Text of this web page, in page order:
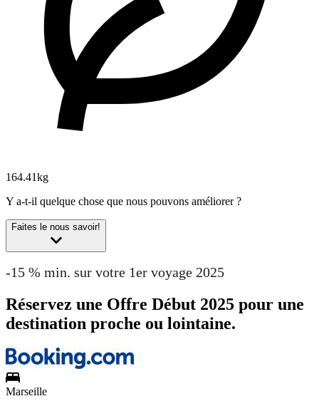
164.41kg
Y a-t-il quelque chose que nous pouvons améliorer ?
Faites le nous savoir!
-15 % min. sur votre 1er voyage 2025
Réservez une Offre Début 2025 pour une
destination proche ou lointaine.
Marseille